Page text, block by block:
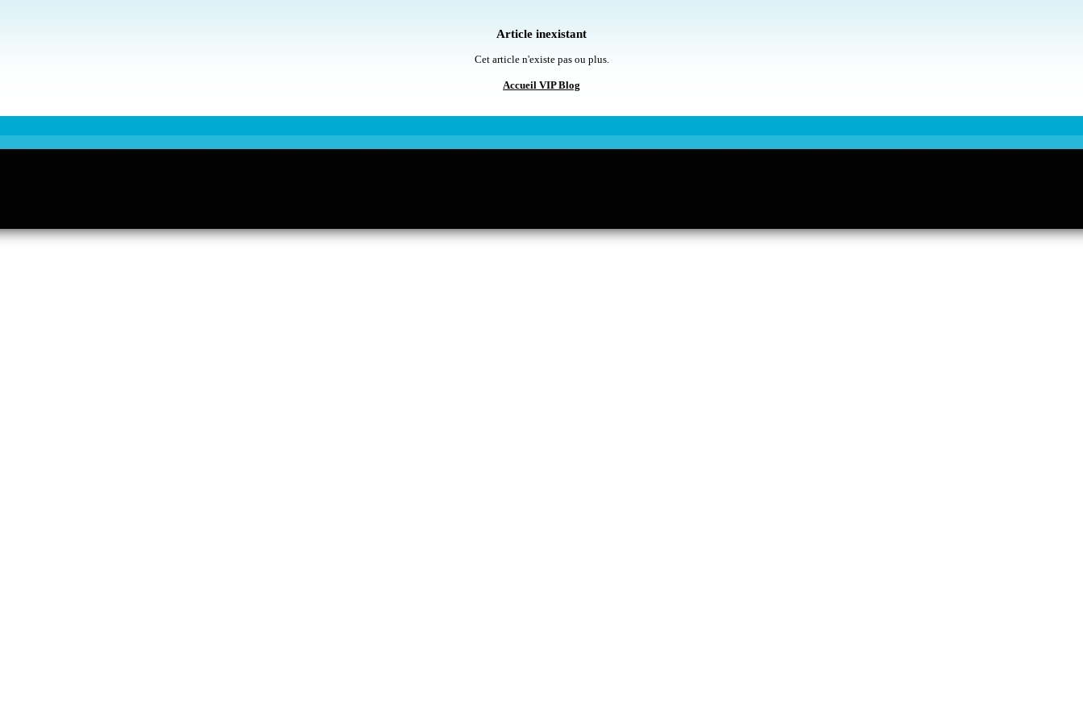
Article inexistant
Cet article n'existe pas ou plus.
Accueil VIP Blog